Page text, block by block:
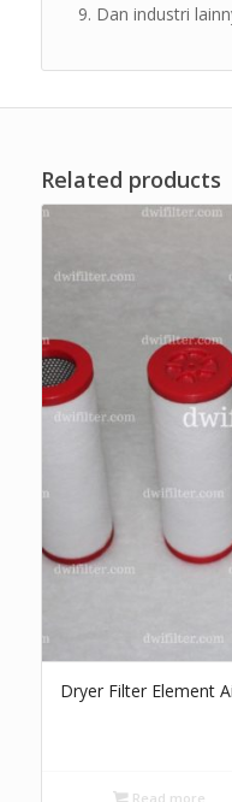
Dan industri
Related products
Dryer Filter Element
Read more